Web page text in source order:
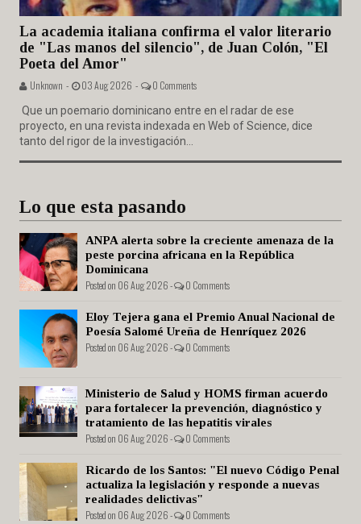
La academia italiana confirma el valor literario
de "Las manos del silencio", de Juan Colón, "El
Poeta del Amor"
Unknown - 03 Aug 2026 - 0 Comments
Que un poemario dominicano entre en el radar de ese
proyecto, en una revista indexada en Web of Science, dice
tanto del rigor de la investigación...
Lo que esta pasando
ANPA alerta sobre la creciente amenaza de la
peste porcina africana en la República
Dominicana
Posted on 06 Aug 2026 - 0 Comments
Eloy Tejera gana el Premio Anual Nacional de
Poesía Salomé Ureña de Henríquez 2026
Posted on 06 Aug 2026 - 0 Comments
Ministerio de Salud y HOMS firman acuerdo
para fortalecer la prevención, diagnóstico y
tratamiento de las hepatitis virales
Posted on 06 Aug 2026 - 0 Comments
Ricardo de los Santos: "El nuevo Código Penal
actualiza la legislación y responde a nuevas
realidades delictivas"
Posted on 06 Aug 2026 - 0 Comments